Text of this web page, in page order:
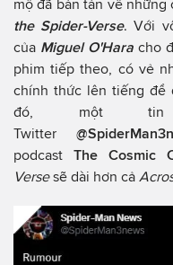
mộ đã bàn tán về
the Spider-Verse. Với
của Miguel O'Hara cho
phim tiếp theo, có vẻ
chính thức lên tiếng để
đó, một tin
Twitter
podcast The Cosmic
Versesẽ dài hơn cả